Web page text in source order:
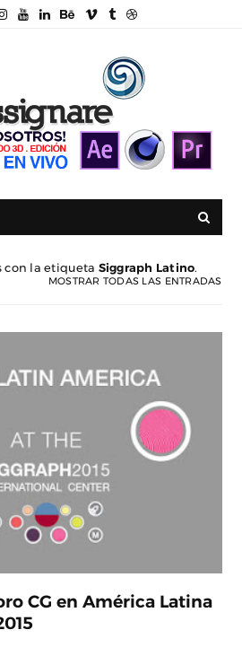
con la etiqueta Siggraph Latino.
MOSTRAR TODAS LAS ENTRADAS
CG en América Latina